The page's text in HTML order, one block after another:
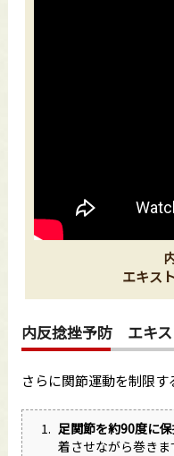
エキス
内反捻挫予防 エキス
さらに関節運動を制限す
足関節を約90度に
着させながら巻きま